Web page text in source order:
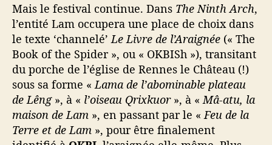
Mais le festival continue. Dans The Ninth Arch,
l’entité Lam occupera une place de choix dans
le texte ‘channelé’ Le Livre de l’Araignée (« The
Book of the Spider », ou « OKBISh »), transitant
du porche de l’église de Rennes le Château (!)
sous sa forme « Lama de l’abominable plateau
de Lêng», à « l’oiseau Qrixkuor», à « Mâ-atu, la
maison de Lam », en passant par le « Feu de la
Terre et de Lam », pour être finalement